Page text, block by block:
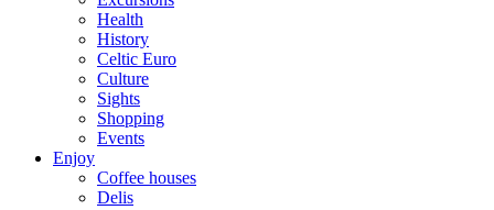
Health
History
Celtic Euro
Culture
Sights
Shopping
Events
Enjoy
Coffee houses
Delis